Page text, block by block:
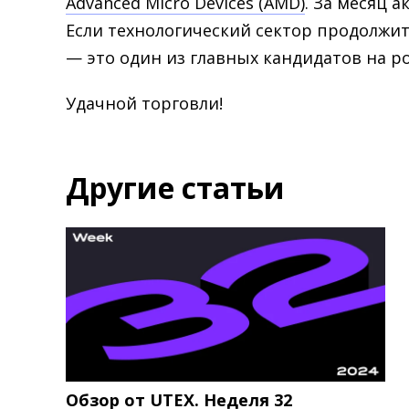
Если технологический сектор
— это один из главных кандидатов на
Удачной торговли!
Другие статьи
Обзор от UTEX. Неделя 32